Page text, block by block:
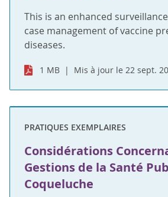
This is an enhanced
case management of vaccine
diseases.
1 MB Mis à jour le 22 sept.
PRATIQUES EXEMPLAIRES
Considérations
Gestions de la Santé
Coqueluche